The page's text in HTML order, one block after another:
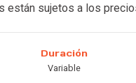
sujetos a los
Duración
Variable